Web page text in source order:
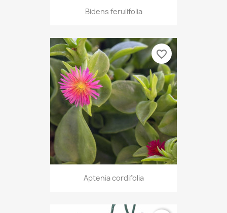
Bidens ferulifolia
Aptenia cordifolia
favorite_border